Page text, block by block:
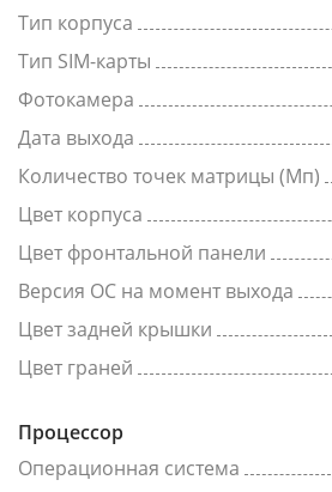
Тип корпуса
Тип SIM-карты
Фотокамера
Дата выхода
Количество точек матрицы (Мп)
Цвет корпуса
Цвет фронтальной панели
Версия ОС на момент выхода
Цвет задней крышки
Цвет граней
Процессор
Операционная система